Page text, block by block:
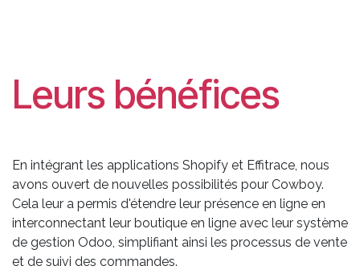
Leurs bénéfices
En intégrant les applications Shopify et Effitrace, nous
avons ouvert de nouvelles possibilités pour Cowboy.
Cela leur a permis d'étendre leur présence en ligne en
interconnectant leur boutique en ligne avec leur système
de gestion Odoo, simplifiant ainsi les processus de vente
et de suivi des commandes.